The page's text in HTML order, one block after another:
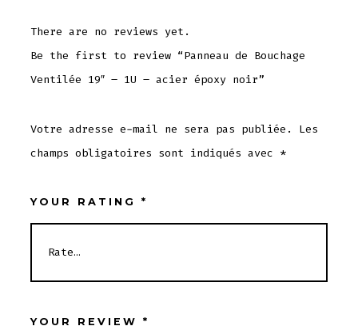
There are no reviews yet.
Be the first to review “Panneau de Bouchage
Ventilée 19″ – 1U – acier époxy noir”
Votre adresse e-mail ne sera pas publiée.
Les
champs obligatoires sont indiqués avec *
YOUR RATING *
YOUR REVIEW *